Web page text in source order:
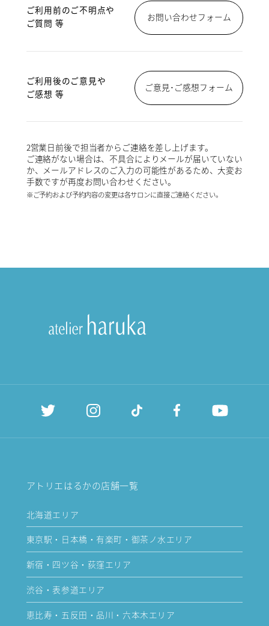
ご利用前のご不明点や
ご質問 等
お問い合わせフォーム
ご利用後のご意見や
ご感想 等
ご意見･ご感想フォーム
2営業日前後で担当者からご連絡を差し上げます。
ご連絡がない場合は、不具合によりメールが届いていない
か、メールアドレスのご入力の可能性があるため、大変お
手数ですが再度お問い合わせください。
※ご予約および予約内容の変更は各サロンに直接ご連絡ください。
アトリエはるかの店舗一覧
北海道エリア
東京駅・日本橋・有楽町・御茶ノ水エリア
新宿・四ツ谷・荻窪エリア
渋谷・表参道エリア
恵比寿・五反田・品川・六本木エリア